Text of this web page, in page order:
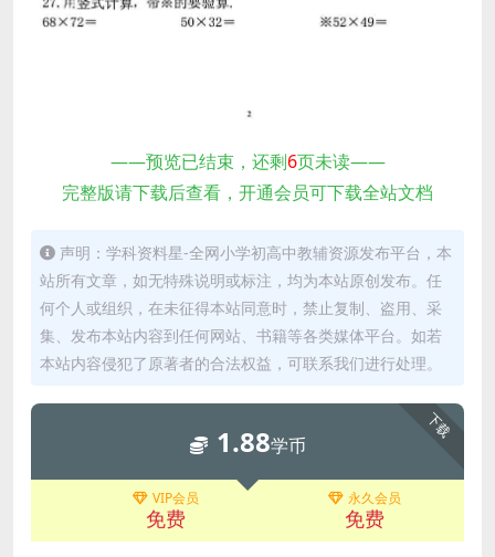
——预览已结束，还剩6页未读——
完整版请下载后查看，开通会员可下载全站文档
声明：学科资料星-全网小学初高中教辅资源发布平台，本
站所有文章，如无特殊说明或标注，均为本站原创发布。任
何个人或组织，在未征得本站同意时，禁止复制、盗用、采
集、发布本站内容到任何网站、书籍等各类媒体平台。如若
本站内容侵犯了原著者的合法权益，可联系我们进行处理。
下载
1.88学币
VIP会员
免费
永久会员
免费